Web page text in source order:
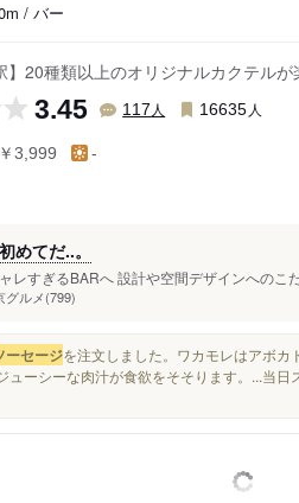
/ バー
】20種類以上のオリジナルカクテル
3.45 117 人 16635 人
3,999 -
めてだ..。
レすぎるBARへ 設計や空間デザインへのこ
グルメ(799)
ーセージを注文しました。ワカモレはアボカ
ューシーな肉汁が食欲をそそります。...